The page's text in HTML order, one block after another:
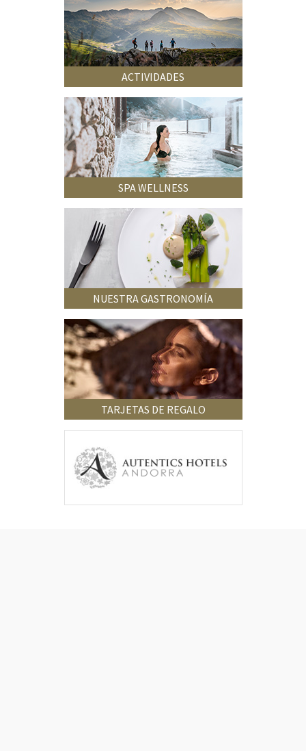
ACTIVIDADES
SPA WELLNESS
NUESTRA GASTRONOMÍA
TARJETAS DE REGALO